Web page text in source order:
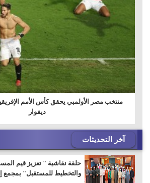
منتخب مصر الأولمبي يحقق كأس الأمم
ديفوار
آخر التحديثات
حلقة نقاشية " تعزيز قيم
والتخطيط للمستقبل" بمجمع